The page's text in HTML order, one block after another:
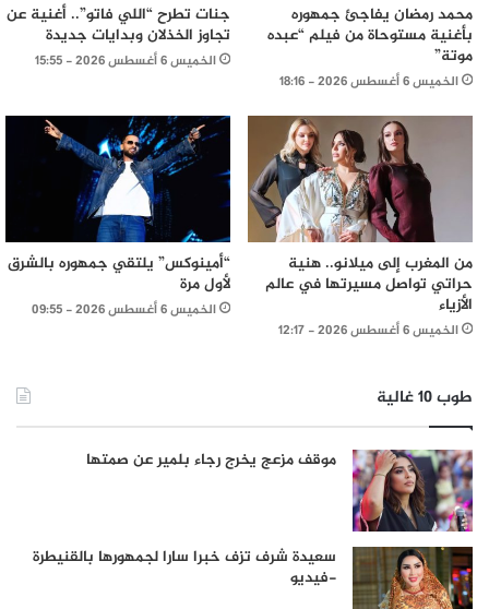
محمد رمضان يفاجئ جمهوره
بأغنية مستوحاة من فيلم “عبده
موتة”
الخميس 6 أغسطس 2026 - 18:16
جنات تطرح “اللي فاتو”.. أغنية عن
تجاوز الخذلان وبدايات جديدة
الخميس 6 أغسطس 2026 - 15:55
من المغرب إلى ميلانو.. هنية
حراتي تواصل مسيرتها في عالم
الأزياء
الخميس 6 أغسطس 2026 - 12:17
“أمينوكس” يلتقي جمهوره بالشرق
لأول مرة
الخميس 6 أغسطس 2026 - 09:55
طوب 10 غالية
موقف مزعج يخرج رجاء بلمير عن صمتها
سعيدة شرف تزف خبرا سارا لجمهورها بالقنيطرة
-فيديو